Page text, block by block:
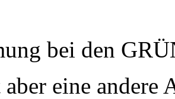
bei den
eine andere